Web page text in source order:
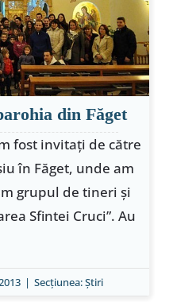
din Făget
fost invitați de către
în Făget, unde am
grupul de tineri și
Sfintei Cruci”. Au
| Secțiunea:Ştiri